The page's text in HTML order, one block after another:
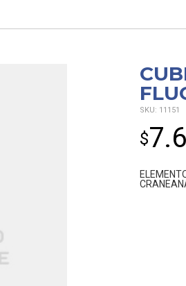
SKU: 11151
$